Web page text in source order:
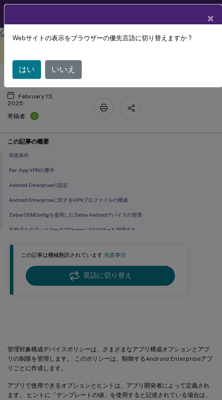
Citrix Endpoint Management
この記事は機械翻訳されています.免責事項
英語に切り替え
管理対象構成デバイスポリシーは、さまざまなアプリ構成オプションとアプ
リの制限を管理します。 このポリシーは、制御するAndroid Enterpriseアプ
リごとに作成します。
アプリで使用できるオプションとヒントは、アプリ開発者によって定義され
ます。 ヒントに「テンプレートの値」を使用すると記述されている場合は、
管理対象の構成ポリシー
February 13,
2025
寄稿者:
C
この記事の概要
前提条件
Per-App VPNの要件
Android Enterpriseの設定
Android Enterpriseに対するVPNプロファイルの構成
Zebra OEMConfigを使用したZebra Androidデバイスの管理
定義済みのブックマークでChromeブラウザーを管理する
管理済みの構成のフィードバックをサポート（Technical Preview）
×
Webサイトの表示をブラウザーの優先言語に切り替えますか ?
はい いいえ